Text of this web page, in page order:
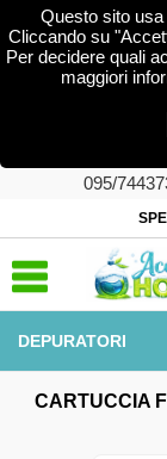
Questo sito
Cliccando su
Per decidere quali
maggiori
095/
MENU
DEPURATORI
CARTUCCIA